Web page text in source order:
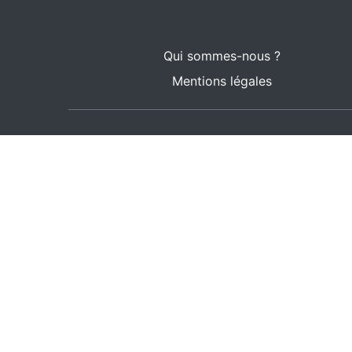
Qui sommes-nous ?
Mentions légales